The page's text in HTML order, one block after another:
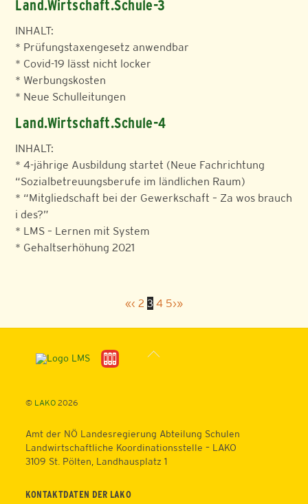
Land.Wirtschaft.Schule-3
INHALT:
* Prüfungstaxengesetz anwendbar
* Covid-19 lässt nicht locker
* Werbungskosten
* Neue Schulleitungen
Land.Wirtschaft.Schule-4
INHALT:
* 4-jährige Ausbildung startet (Neue Fachrichtung
“Sozialbetreuungsberufe im ländlichen Raum)
* “Mitgliedschaft bei der Gewerkschaft – Za wos brauch
i des?”
* LMS – Lernen mit System
* Gehaltserhöhung 2021
«‹ 2 3 4 5›»
Back
© LAKO2026
Amt der NÖ Landesregierung Abteilung Schulen
Landwirtschaftliche Koordinationsstelle – LAKO
3109 St. Pölten, Landhausplatz 1
KONTAKTDATEN DER LAKO